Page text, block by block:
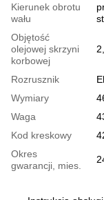
Kierunek obrotu
wału
Objętość
olejowej skrzyni
korbowej
Rozrusznik
Wymiary
Waga
Kod kreskowy
Okres
gwarancji, mies.